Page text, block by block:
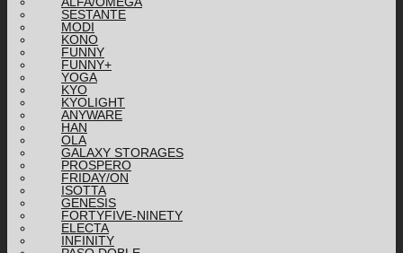
SESTANTE
MODI
KONO
FUNNY
FUNNY+
YOGA
KYO
KYOLIGHT
ANYWARE
HAN
OLA
GALAXY STORAGES
PROSPERO
FRIDAY/ON
ISOTTA
GENESIS
FORTYFIVE-NINETY
ELECTA
INFINITY